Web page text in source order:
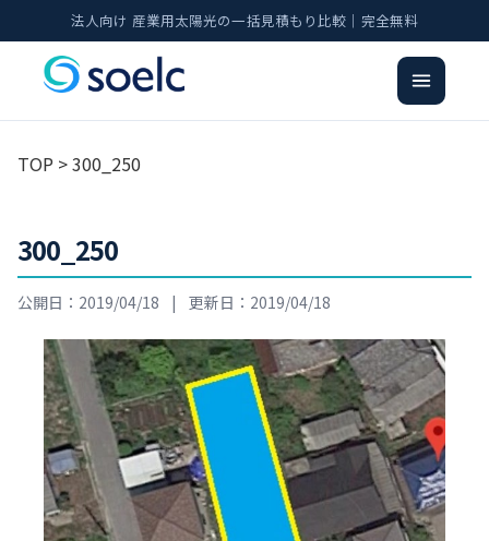
法人向け 産業用太陽光の一括見積もり比較｜完全無料
TOP > 300_250
300_250
公開日：2019/04/18 | 更新日：2019/04/18